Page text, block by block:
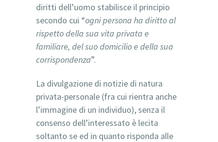
diritti dell’uomo stabilisce il principio
secondo cui “ogni persona ha diritto al
rispetto della sua vita privata e
familiare, del suo domicilio e della sua
corrispondenza”.
La divulgazione di notizie di natura
privata-personale (fra cui rientra anche
l’immagine di un individuo), senza il
consenso dell’interessato è lecita
soltanto se ed in quanto risponda alle